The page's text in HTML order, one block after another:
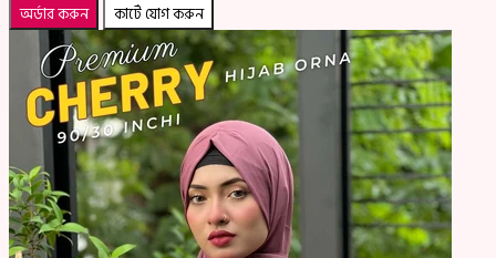
অর্ডার করুন কার্টে যোগ করুন